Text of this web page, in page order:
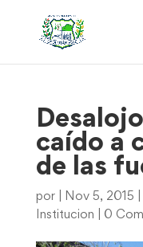
caído a
de las
por Nov 5, 2015
Institucion
0